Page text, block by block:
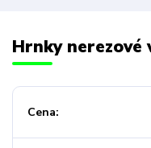
Hrnky nerezové
Cena: